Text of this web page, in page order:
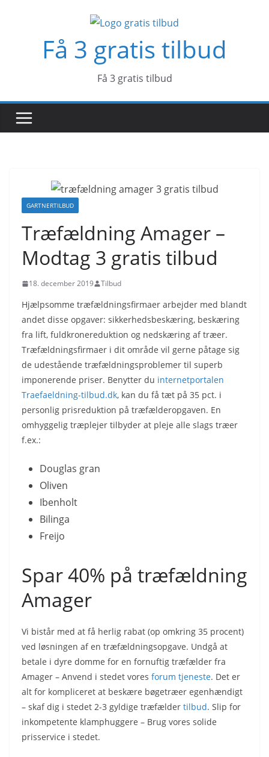
Få 3 gratis tilbud
Få 3 gratis tilbud
GARTNERTILBUD
Træfældning Amager –
Modtag 3 gratis tilbud
18. december 2019 Tilbud
Hjælpsomme træfældningsfirmaer arbejder med blandt
andet disse opgaver: sikkerhedsbeskæring, beskæring
fra lift, fuldkronereduktion og nedskæring af træer.
Træfældningsfirmaer i dit område vil gerne påtage sig
de udestående træfældningsproblemer til superb
imponerende priser. Benytter du internetportalen
Traefaeldning-tilbud.dk, kan du få tæt på 35 pct. i
personlig prisreduktion på træfælderopgaven. En
omhyggelig træplejer tilbyder at pleje alle slags træer
f.ex.:
Douglas gran
Oliven
Ibenholt
Bilinga
Freijo
Spar 40% på træfældning
Amager
Vi bistår med at få herlig rabat (op omkring 35 procent)
ved løsningen af en træfældningsopgave. Undgå at
betale i dyre domme for en fornuftig træfælder fra
Amager – Anvend i stedet vores forum tjeneste. Det er
alt for kompliceret at beskære bøgetræer egenhændigt
– skaf dig i stedet 2-3 gyldige træfælder tilbud. Slip for
inkompetente klamphuggere – Brug vores solide
prisservice i stedet.